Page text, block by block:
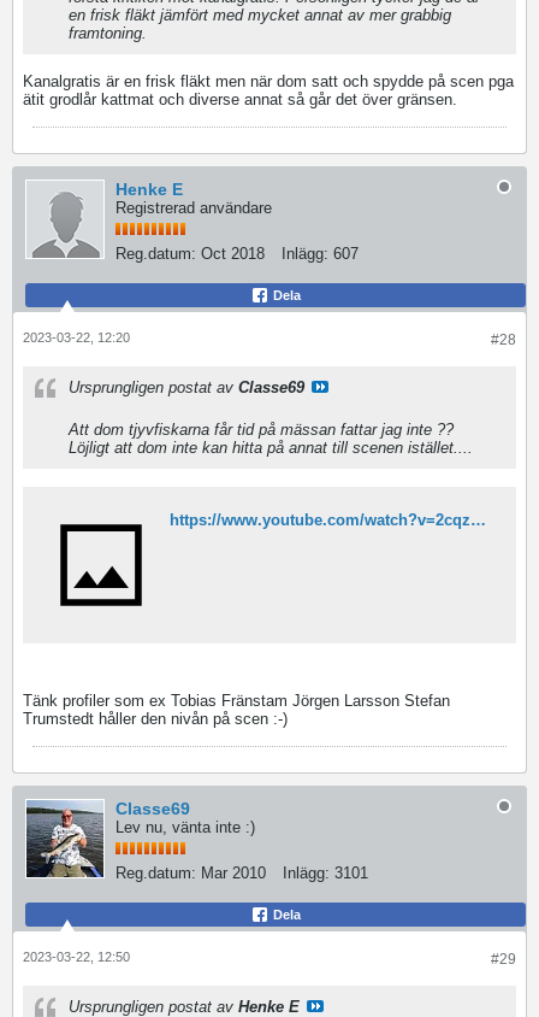
en frisk fläkt jämfört med mycket annat av mer grabbig
framtoning.
Kanalgratis är en frisk fläkt men när dom satt och spydde på scen pga
ätit grodlår kattmat och diverse annat så går det över gränsen.
Henke E
Registrerad användare
Reg.datum: Oct 2018 Inlägg: 607
Dela
#28
2023-03-22, 12:20
Ursprungligen postat av Classe69
Att dom tjyvfiskarna får tid på mässan fattar jag inte ??
Löjligt att dom inte kan hitta på annat till scenen istället....
https://www.youtube.com/watch?v=2cqz9G5P4J4&t=140s
Tänk profiler som ex Tobias Fränstam Jörgen Larsson Stefan
Trumstedt håller den nivån på scen :-)
Classe69
Lev nu, vänta inte :)
Reg.datum: Mar 2010 Inlägg: 3101
Dela
#29
2023-03-22, 12:50
Ursprungligen postat av Henke E